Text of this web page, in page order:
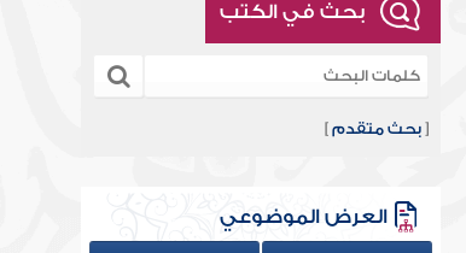
بحث في الكتب
[بحث متقدم ]
العرض الموضوعي